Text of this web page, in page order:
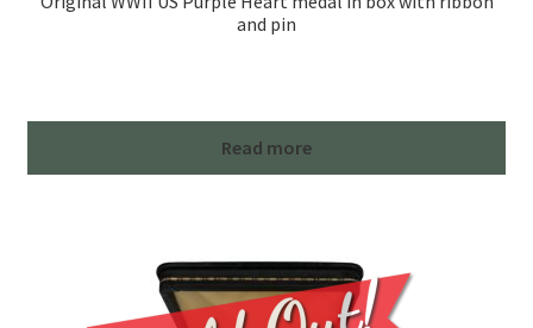
and pin
Read more